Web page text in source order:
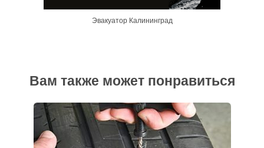
Эвакуатор Калининград
Вам также может понравиться